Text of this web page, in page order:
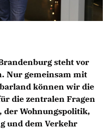
CDU BRANDENBURG
steht vor
Nur gemeinsam mit
können wir die
die zentralen Fragen
Wohnungspolitik,
und dem Verkehr